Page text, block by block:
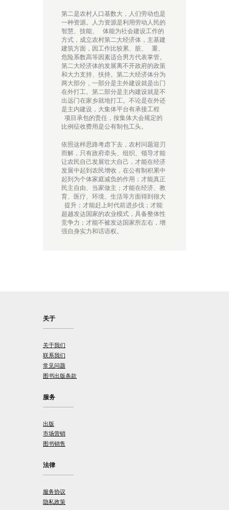
第二是农村人口基数大，人们劳动也是
一种资源。人力资源是利用劳动人民的
智慧、技能、 体能为社会建设工作的
方式，成立农村第二大经济体，主基建
建筑方面，因工作比较累、脏、 重、
危险系数高等因素适合男方代表掌管。
第二大经济体的发展离不开政府的政策
和大力支持、扶持。第二大经济体分为
两大部分，一部分是主外建设就是出门
在外打工。第二部分是主内建设就是不
出远门在家乡就地打工。不论是在外还
是主内建设，大集体平台有承接工程
项目承包的责任，按集体大会规定的
比例征收费用是公有制包工头。
依照这样思路考虑下去，农村问题迎刃
而解，只有政府牵头、组织、领导才能
让农民自己发展壮大自己，才能在经济
发展中起到农民增收，在公有制积累中
起到为个体家庭减负的作用；才能真正
民主自由、当家做主；才能在经济、教
育、医疗、环境、生活等方面得到很大
提升；才能赶上时代前进步伐；才能
超越发达国家的农业模式，具备整体性
竞争力；才能不被发达国家所左右，增
强自身实力和话语权。
关于
关于我们
联系我们
常见问题
图书出版条款
服务
出版
市场营销
图书销售
法律
服务协议
隐私政策